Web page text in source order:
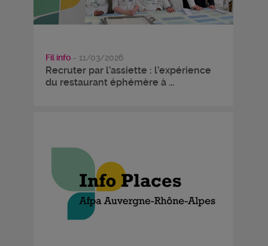
Fil info - 11/03/2026
Recruter par l’assiette : l’expérience
du restaurant éphémère à ...